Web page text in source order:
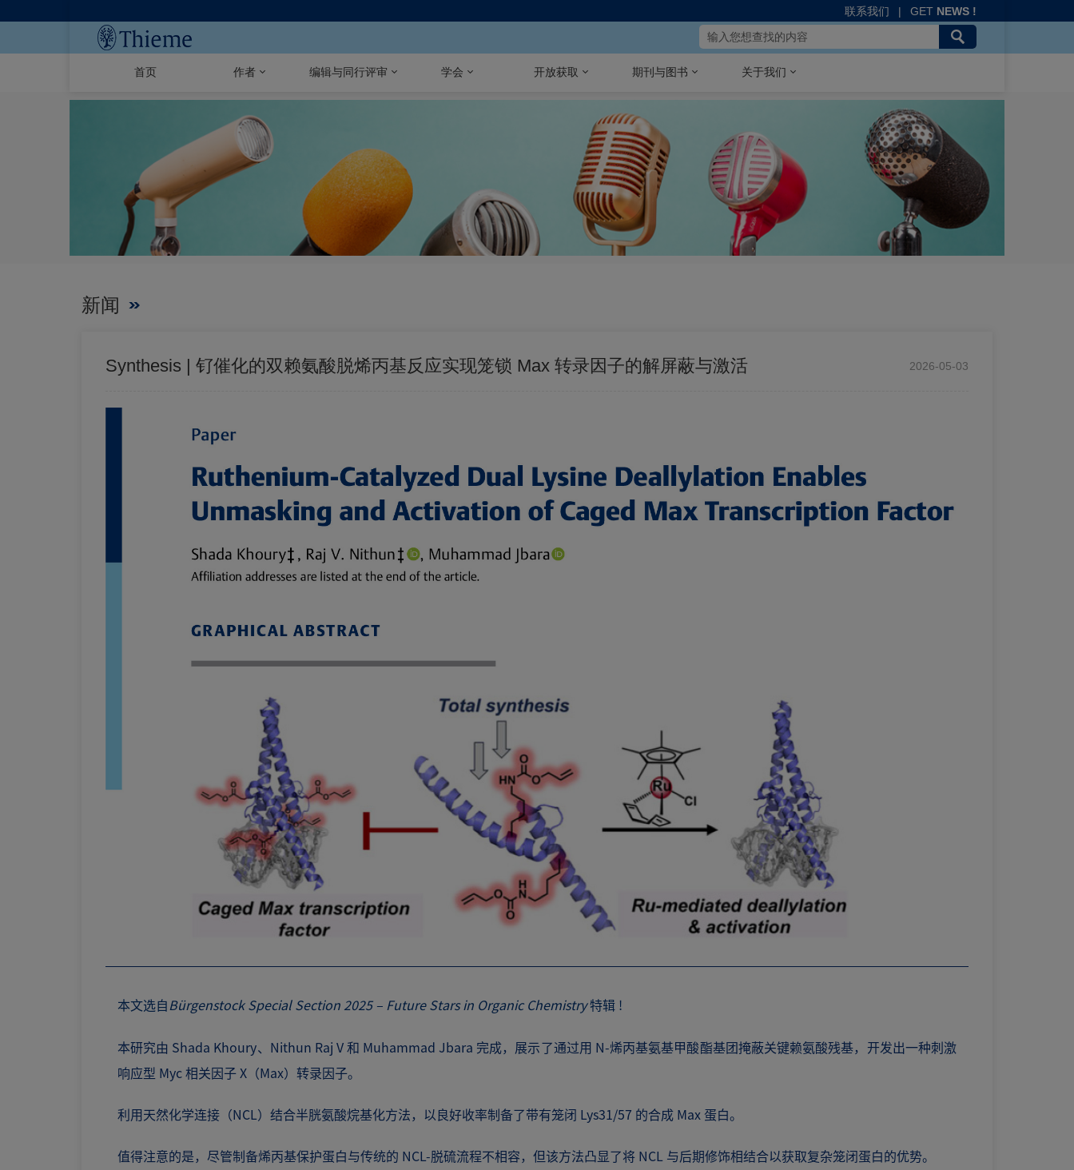
联系我们 | GET NEWS !
首页 作者 编辑与同行评审 学会 开放获取 期刊与图书 关于我们
新闻
Synthesis | 钌催化的双赖氨酸脱烯丙基反应实现笼锁 Max 转录因子的解屏蔽与激活 2026-05-03
本文选自Bürgenstock Special Section 2025 – Future Stars in Organic Chemistry特辑 !
本研究由 Shada Khoury、Nithun Raj V 和 Muhammad Jbara 完成，展示了通过用 N-烯丙基氨基甲酸酯基团掩蔽关键赖氨酸残基，开发出一种刺激
响应型 Myc 相关因子 X（Max）转录因子。
利用天然化学连接（NCL）结合半胱氨酸烷基化方法，以良好收率制备了带有笼闭 Lys31/57 的合成 Max 蛋白。
值得注意的是，尽管制备烯丙基保护蛋白与传统的 NCL-脱硫流程不相容，但该方法凸显了将 NCL 与后期修饰相结合以获取复杂笼闭蛋白的优势。